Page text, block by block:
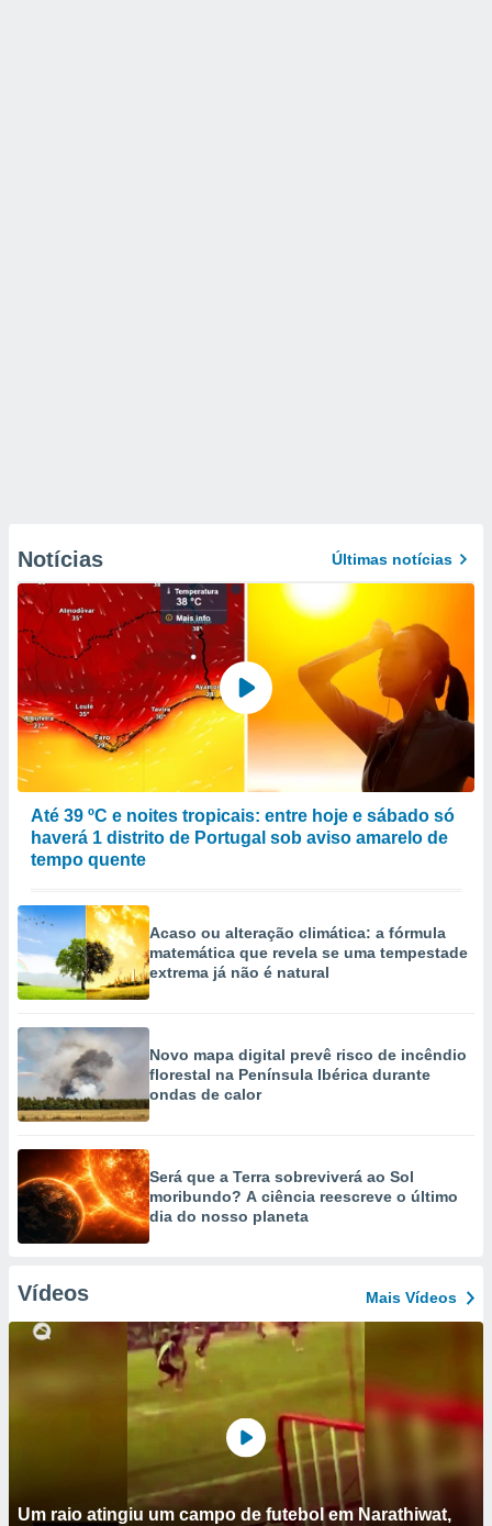
Notícias Últimas notícias
Até 39 ºC e noites tropicais: entre hoje e sábado só
haverá 1 distrito de Portugal sob aviso amarelo de
tempo quente
Acaso ou alteração climática: a fórmula
matemática que revela se uma tempestade
extrema já não é natural
Novo mapa digital prevê risco de incêndio
florestal na Península Ibérica durante
ondas de calor
Será que a Terra sobreviverá ao Sol
moribundo? A ciência reescreve o último
dia do nosso planeta
Vídeos Mais Vídeos
Um raio atingiu um campo de futebol em Narathiwat,